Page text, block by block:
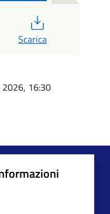
Scarica
2026, 16:30